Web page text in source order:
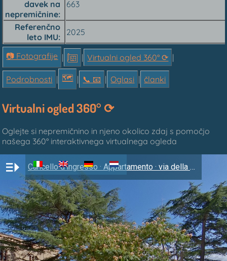
davek na
nepremičnine
663
Referenčno
leto IMU
2025
📷 Fotografije | | Virtualni ogled 360° ⟳ |
Podrobnosti | 🗺 | 📞︎ 📧 | Oglasi | članki
Virtualni ogled 360° ⟳
Oglejte si nepremičnino in njeno okolico zdaj s pomočjo
našega 360° interaktivnega virtualnega ogleda